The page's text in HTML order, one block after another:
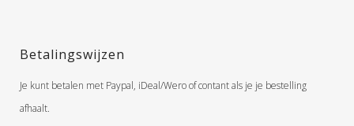
Betalingswijzen
Je kunt betalen met Paypal, iDeal/Wero of contant als je je bestelling
afhaalt.